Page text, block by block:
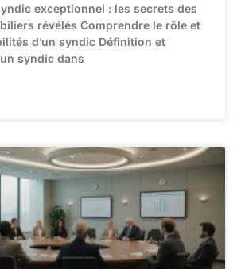
exceptionnel : les secrets des
révélés Comprendre le rôle et
d’un syndic Définition et
syndic dans